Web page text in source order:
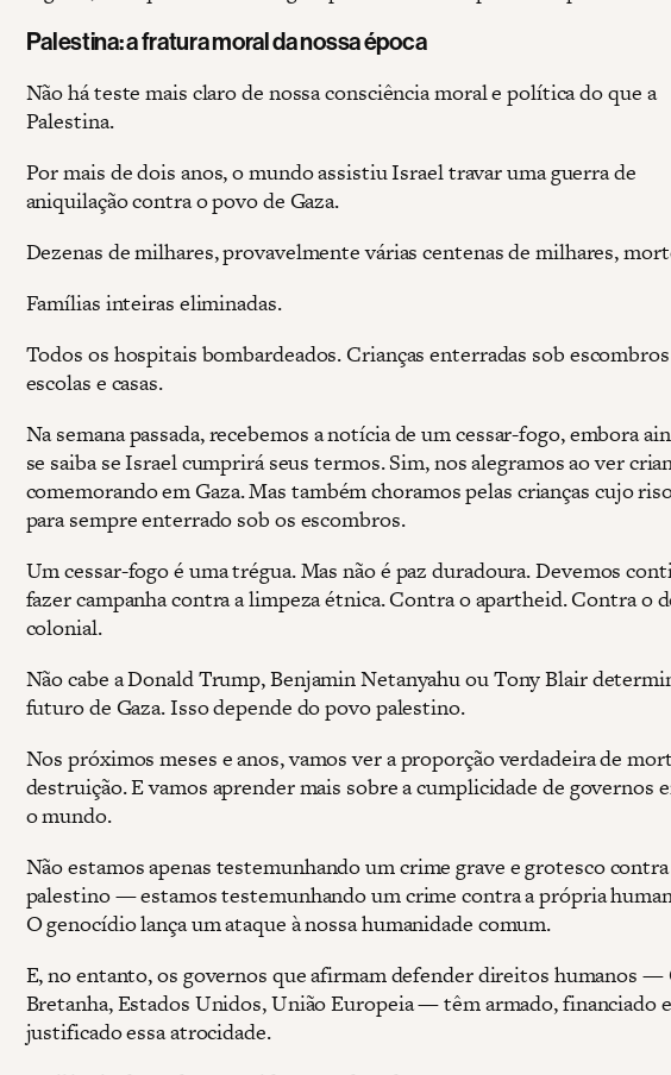
Palestina: a fratura moral da nossa época
Não há teste mais claro de nossa consciência moral e política do que a
Palestina.
Por mais de dois anos, o mundo assistiu Israel travar uma guerra de
aniquilação contra o povo de Gaza.
Dezenas de milhares, provavelmente várias centenas de milhares,
Famílias inteiras eliminadas.
Todos os hospitais bombardeados. Crianças enterradas sob
escolas e casas.
Na semana passada, recebemos a notícia de um cessar-fogo, embora
se saiba se Israel cumprirá seus termos. Sim, nos alegramos ao ver
comemorando em Gaza. Mas também choramos pelas crianças cujo
para sempre enterrado sob os escombros.
Um cessar-fogo é uma trégua. Mas não é paz duradoura. Devemos
fazer campanha contra a limpeza étnica. Contra o apartheid. Contra o
colonial.
Não cabe a Donald Trump, Benjamin Netanyahu ou Tony Blair
futuro de Gaza. Isso depende do povo palestino.
Nos próximos meses e anos, vamos ver a proporção verdadeira de
destruição. E vamos aprender mais sobre a cumplicidade de governos
o mundo.
Não estamos apenas testemunhando um crime grave e grotesco
palestino — estamos testemunhando um crime contra a própria
O genocídio lança um ataque à nossa humanidade comum.
E, no entanto, os governos que afirmam defender direitos humanos —
Bretanha, Estados Unidos, União Europeia — têm armado, financiado e
justificado essa atrocidade.